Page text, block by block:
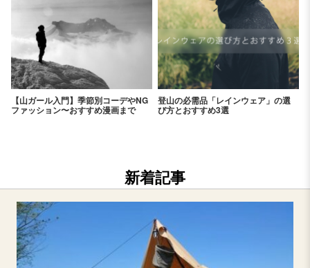
【山ガール入門】季節別コーデやNG
ファッション〜おすすめ漫画まで
登山の必需品「レインウェア」の選
び方とおすすめ3選
新着記事